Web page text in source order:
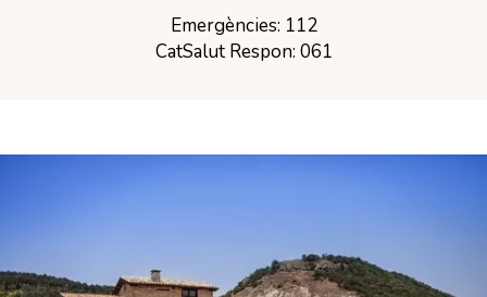
Emergències: 112
CatSalut Respon: 061